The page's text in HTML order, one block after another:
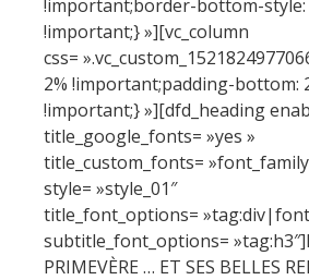
!important;border-bottom-
!important;} »][vc_column
css=
2% !important;padding-bottom:
!important;} »][dfd_heading
title_google_fonts= »yes »
title_custom_fonts=
style= »style_01″
title_font_options=
subtitle_font_options=
PRIMEVÈRE … ET SES BELLES